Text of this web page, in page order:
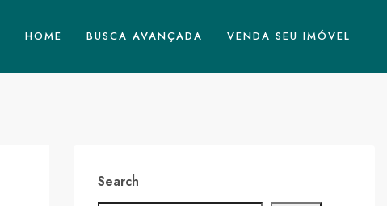
HOME BUSCA AVANÇADA VENDA SEU IMÓVEL
Search